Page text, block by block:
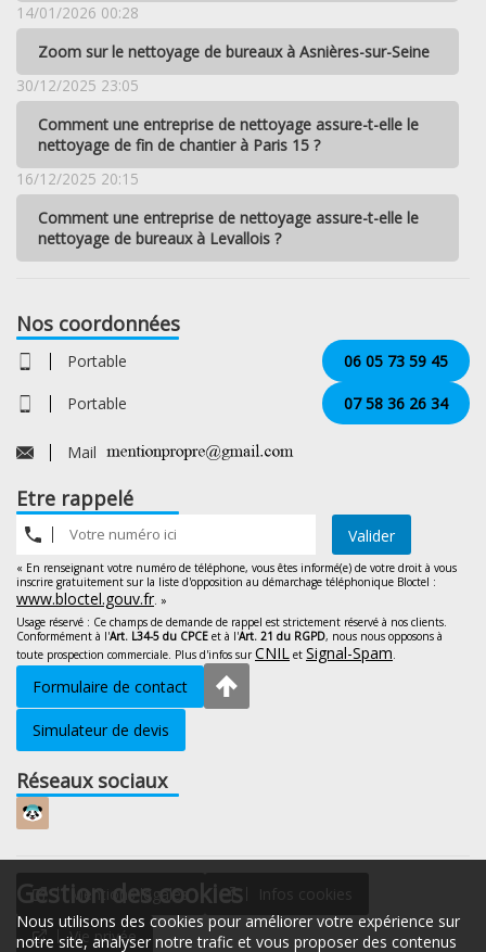
Gestion des cookies
Nous utilisons des cookies pour améliorer votre expérience sur
notre site, analyser notre trafic et vous proposer des contenus
14/01/2026 00:28
Zoom sur le nettoyage de bureaux à Asnières-sur-Seine
30/12/2025 23:05
Comment une entreprise de nettoyage assure-t-elle le
nettoyage de fin de chantier à Paris 15 ?
16/12/2025 20:15
Comment une entreprise de nettoyage assure-t-elle le
nettoyage de bureaux à Levallois ?
Nos coordonnées
Portable 06 05 73 59 45
Portable 07 58 36 26 34
Mail
Etre rappelé
Valider
« En renseignant votre numéro de téléphone, vous êtes informé(e) de votre droit à vous
inscrire gratuitement sur la liste d'opposition au démarchage téléphonique Bloctel :
www.bloctel.gouv.fr. »
Usage réservé : Ce champs de demande de rappel est strictement réservé à nos clients.
Conformément à l'Art. L34-5 du CPCE et à l'Art. 21 du RGPD, nous nous opposons à
toute prospection commerciale. Plus d'infos surCNIL et Signal-Spam.
Formulaire de contact
Simulateur de devis
Réseaux sociaux
Mentions légales Infos cookies
Vie privée